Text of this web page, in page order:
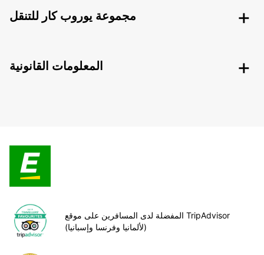
مجموعة يوروب كار للتنقل
المعلومات القانونية
المفضلة لدى المسافرين على موقع TripAdvisor
(لألمانيا وفرنسا وإسبانيا)